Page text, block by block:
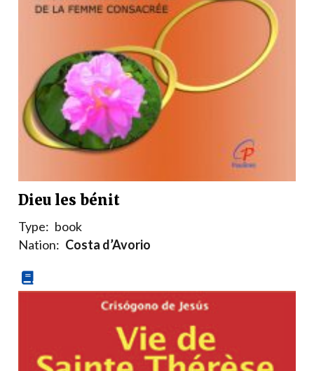
Dieu les bénit
Type: book
Nation: Costa d’Avorio